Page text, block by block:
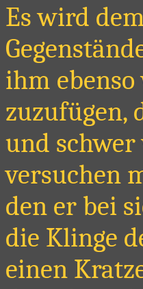
Es wird
ihm ebenso
zuzufügen,
und schwer
versuchen
den er bei
die Klinge
einen